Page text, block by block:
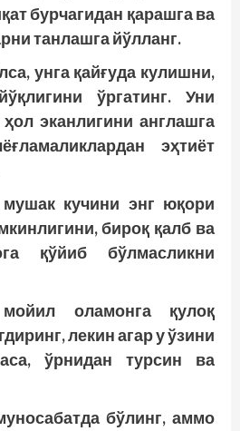
бурчагидан қарашга ва
танлашга йўлланг.
унга қайғуда кулишни,
ўргатинг. Уни
эканлигини англашга
эҳтиёт
кучини энг юқори
бироқ қалб ва
қўйиб бўлмасликни
оламонга қулоқ
лекин агар у ўзини
ўрнидан турсин ва
бўлинг, аммо